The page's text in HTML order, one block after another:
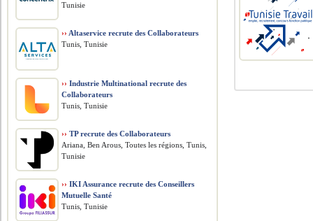
Tunisie
›› Altaservice recrute des Collaborateurs
Tunis, Tunisie
›› Industrie Multinational recrute des
Collaborateurs
Tunis, Tunisie
›› TP recrute des Collaborateurs
Ariana, Ben Arous, Toutes les régions, Tunis,
Tunisie
›› IKI Assurance recrute des Conseillers
Mutuelle Santé
Tunis, Tunisie